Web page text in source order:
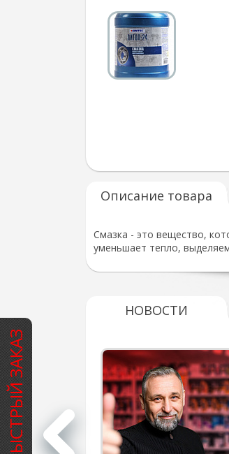
БЫСТРЫЙ ЗАКАЗ
Описание товара
Смазка - это вещество,
уменьшает тепло,
НОВОСТИ
для
смены шин на
подробнее...